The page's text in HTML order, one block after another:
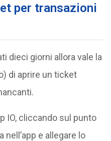
per transazioni
dieci giorni allora vale la
di aprire un ticket
IO, cliccando sul punto
e allegare lo